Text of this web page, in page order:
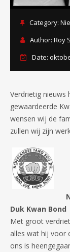
Category:
Author: Roy
Date:
Verdrietig nieuws
gewaardeerde
wensen wij de
zullen wij zijn
Duk Kwan Bond
Met groot
alles wat hij voor
ons is